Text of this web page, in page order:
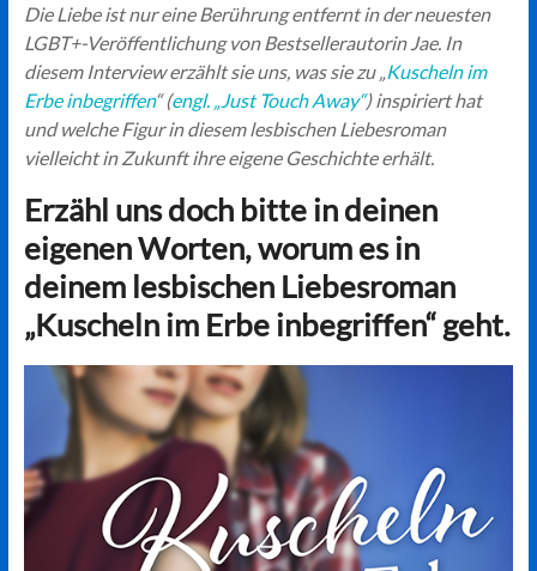
Die Liebe ist nur eine Berührung entfernt in der neuesten
LGBT+-Veröffentlichung von Bestsellerautorin Jae. In
diesem Interview erzählt sie uns, was sie zu „Kuscheln im
Erbe inbegriffen“ (engl. „Just Touch Away“) inspiriert hat
und welche Figur in diesem lesbischen Liebesroman
vielleicht in Zukunft ihre eigene Geschichte erhält.
Erzähl uns doch bitte in deinen
eigenen Worten, worum es in
deinem lesbischen Liebesroman
„Kuscheln im Erbe inbegriffen“ geht.